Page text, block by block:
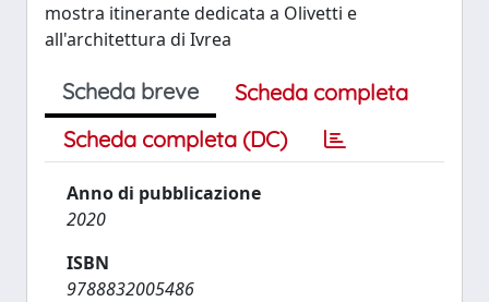
mostra itinerante dedicata a Olivetti e
all'architettura di Ivrea
Scheda breve
Scheda completa
Scheda completa (DC)
Anno di pubblicazione
2020
ISBN
9788832005486